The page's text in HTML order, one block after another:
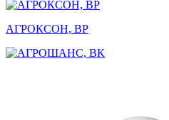
АГРОКСОН, ВР